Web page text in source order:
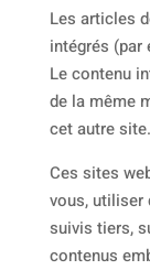
Les articles
intégrés (par
Le contenu
de la même
cet autre site.
Ces sites
vous, utiliser
suivis tiers,
contenus